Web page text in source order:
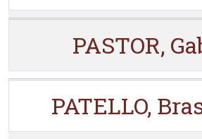
PASTOR,
PATELLO,